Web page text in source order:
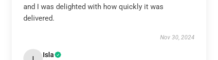
and I was delighted with how quickly it was
delivered.
Nov 30, 2024
Isla